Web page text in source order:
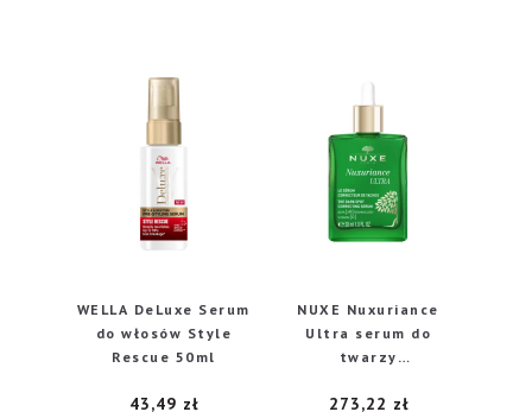
WELLA DeLuxe Serum
do włosów Style
Rescue 50ml
43,49 zł
NUXE Nuxuriance
Ultra serum do
twarzy
30 ml
273,22 zł